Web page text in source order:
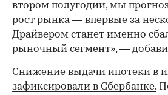
втором полугодии, мы
рост рынка — впервые за
Драйвером станет именно
рыночный сегмент», —
Снижение выдачи ипотеки в
зафиксировали в Сбербанке.